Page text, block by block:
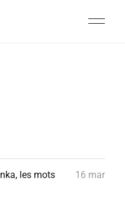
les mots
16 mar